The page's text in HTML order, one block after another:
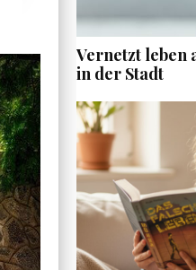
Vernetzt leben
in der Stadt